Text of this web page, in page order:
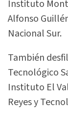
Instituto
Alfonso
Nacional Sur.
También
Tecnológico
Instituto El
Reyes y